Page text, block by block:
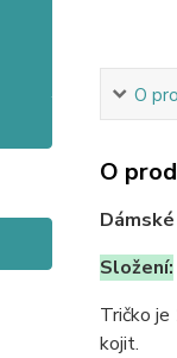
O
O
Složení:
Tričko
kojit.